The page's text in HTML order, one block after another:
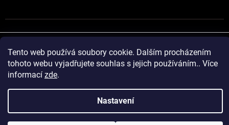
Tento web používá soubory cookie. Dalším procházením
tohoto webu vyjadřujete souhlas s jejich používáním.. Více
informací zde.
Nastavení
Vytvořil Shoptet
Copyright 2026yourApple.cz. Všechna práva vyhrazena.